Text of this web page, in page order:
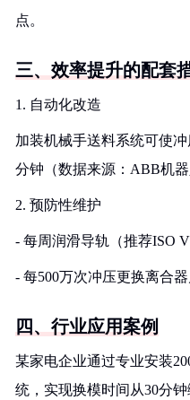
点。
三、效率提升的配套
1. 自动化改造
加装机械手送料系统可使
分钟（数据来源：ABB机器
2. 预防性维护
- 每周润滑导轨（推荐ISO
- 每500万次冲压更换离合器
四、行业应用案例
某家电企业通过专业安装
统，实现换模时间从30分